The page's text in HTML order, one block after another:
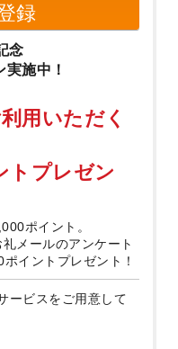
録
念
施中！
用いただく
トプレゼン
ポイント。
メールのアンケート
イントプレゼント！
ービスをご用意して